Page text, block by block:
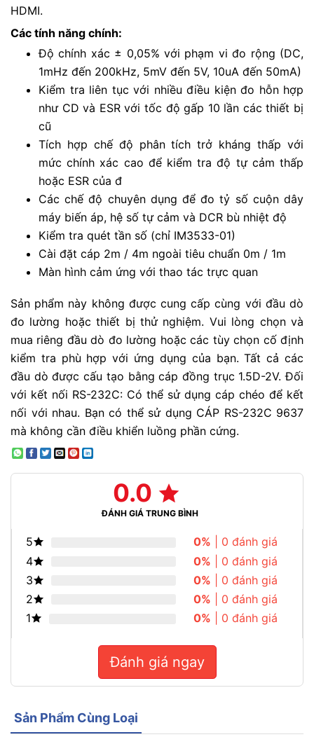
HDMI.
Các tính năng chính:
Độ chính xác ± 0,05% với phạm vi đo rộng (DC,
1mHz đến 200kHz, 5mV đến 5V, 10uA đến 50mA)
Kiểm tra liên tục với nhiều điều kiện đo hỗn hợp
như CD và ESR với tốc độ gấp 10 lần các thiết bị
cũ
Tích hợp chế độ phân tích trở kháng thấp với
mức chính xác cao để kiểm tra độ tự cảm thấp
hoặc ESR của đ
Các chế độ chuyên dụng để đo tỷ số cuộn dây
máy biến áp, hệ số tự cảm và DCR bù nhiệt độ
Kiểm tra quét tần số (chỉ IM3533-01)
Cài đặt cáp 2m / 4m ngoài tiêu chuẩn 0m / 1m
Màn hình cảm ứng với thao tác trực quan
Sản phẩm này không được cung cấp cùng với đầu dò
đo lường hoặc thiết bị thử nghiệm. Vui lòng chọn và
mua riêng đầu dò đo lường hoặc các tùy chọn cố định
kiểm tra phù hợp với ứng dụng của bạn. Tất cả các
đầu dò được cấu tạo bằng cáp đồng trục 1.5D-2V. Đối
với kết nối RS-232C: Có thể sử dụng cáp chéo để kết
nối với nhau. Bạn có thể sử dụng CÁP RS-232C 9637
mà không cần điều khiển luồng phần cứng.
0.0
ĐÁNH GIÁ TRUNG BÌNH
5 0% | 0 đánh giá
4
0% | 0 đánh giá
3
0% | 0 đánh giá
2
0% | 0 đánh giá
1
0% | 0 đánh giá
Đánh giá ngay
Sản Phẩm Cùng Loại